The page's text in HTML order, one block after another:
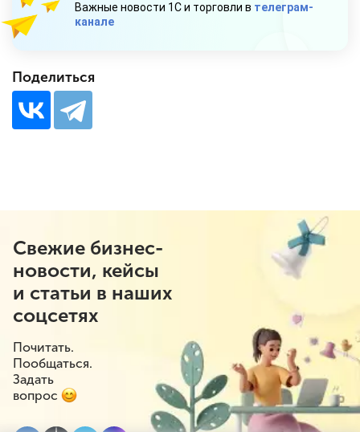
Важные новости 1С и торговли в телеграм-
канале
Поделиться
Свежие бизнес-
новости, кейсы
и статьи в наших
соцсетях
Почитать.
Пообщаться.
Задать
вопрос